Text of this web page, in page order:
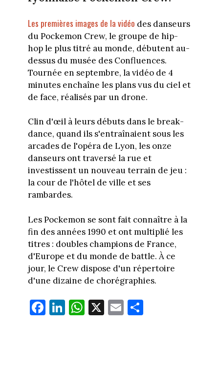
Les premières images de la vidéo des danseurs
du Pockemon Crew, le groupe de hip-
hop le plus titré au monde, débutent au-
dessus du musée des Confluences.
Tournée en septembre, la vidéo de 4
minutes enchaîne les plans vus du ciel et
de face, réalisés par un drone.
Clin d'œil à leurs débuts dans le break-
dance, quand ils s'entraînaient sous les
arcades de l'opéra de Lyon, les onze
danseurs ont traversé la rue et
investissent un nouveau terrain de jeu :
la cour de l'hôtel de ville et ses
rambardes.
Les Pockemon se sont fait connaître à la
fin des années 1990 et ont multiplié les
titres : doubles champions de France,
d'Europe et du monde de battle. À ce
jour, le Crew dispose d'un répertoire
d'une dizaine de chorégraphies.
Fa
ce
Li
nk
W
ha
X E
m
Pa